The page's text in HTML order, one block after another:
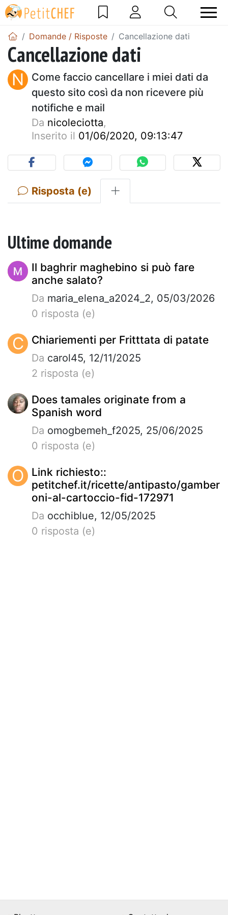
Domande / Risposte Cancellazione dati
Cancellazione dati
N
Come faccio cancellare i miei dati da
questo sito così da non ricevere più
notifiche e mail
Da nicoleciotta,
Inserito il 01/06/2020, 09:13:47
Risposta (e)
Ultime domande
Il baghrir maghebino si può fare
anche salato?
Da maria_elena_a2024_2, 05/03/2026
0 risposta (e)
C Chiariementi per Fritttata di patate
Da carol45, 12/11/2025
2 risposta (e)
Does tamales originate from a
Spanish word
Da omogbemeh_f2025, 25/06/2025
0 risposta (e)
O
Link richiesto::
petitchef.it/ricette/antipasto/gamber
oni-al-cartoccio-fid-172971
Da occhiblue, 12/05/2025
0 risposta (e)